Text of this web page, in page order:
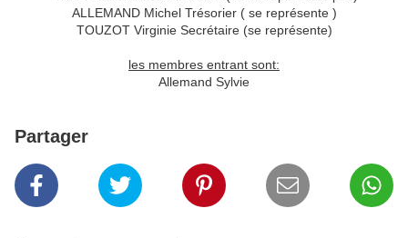
ALLEMAND Michel Trésorier ( se représente )
TOUZOT Virginie Secrétaire (se représente)
les membres entrant sont:
Allemand Sylvie
Partager